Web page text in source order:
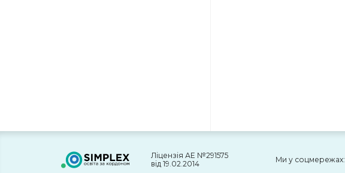
Ліцензія АЕ №291575
від 19.02.2014
Ми у соцмережах: